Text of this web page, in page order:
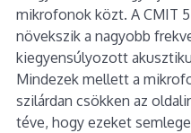
mikrofonok közt. A CMIT
növekszik a nagyobb
kiegyensúlyozott
Mindezek mellett a
szilárdan csökken az
téve, hogy ezeket